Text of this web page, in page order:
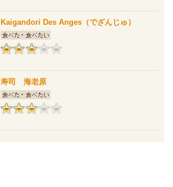
Kaigandori Des Anges（でざんじゅ）
寿司 海老原